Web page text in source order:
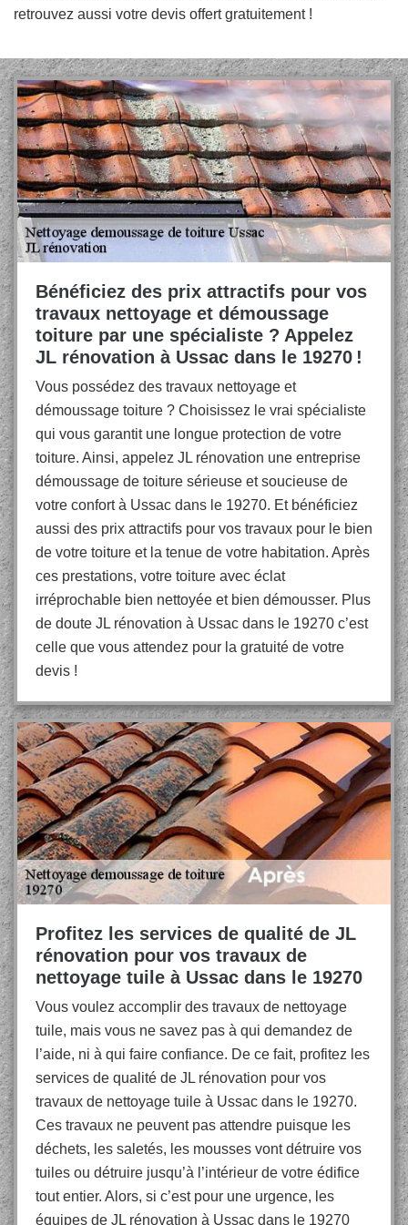
retrouvez aussi votre devis offert gratuitement !
Bénéficiez des prix attractifs pour vos
travaux nettoyage et démoussage
toiture par une spécialiste ? Appelez
JL rénovation à Ussac dans le 19270 !
Vous possédez des travaux nettoyage et
démoussage toiture ? Choisissez le vrai spécialiste
qui vous garantit une longue protection de votre
toiture. Ainsi, appelez JL rénovation une entreprise
démoussage de toiture sérieuse et soucieuse de
votre confort à Ussac dans le 19270. Et bénéficiez
aussi des prix attractifs pour vos travaux pour le bien
de votre toiture et la tenue de votre habitation. Après
ces prestations, votre toiture avec éclat
irréprochable bien nettoyée et bien démousser. Plus
de doute JL rénovation à Ussac dans le 19270 c’est
celle que vous attendez pour la gratuité de votre
devis !
Profitez les services de qualité de JL
rénovation pour vos travaux de
nettoyage tuile à Ussac dans le 19270
Vous voulez accomplir des travaux de nettoyage
tuile, mais vous ne savez pas à qui demandez de
l’aide, ni à qui faire confiance. De ce fait, profitez les
services de qualité de JL rénovation pour vos
travaux de nettoyage tuile à Ussac dans le 19270.
Ces travaux ne peuvent pas attendre puisque les
déchets, les saletés, les mousses vont détruire vos
tuiles ou détruire jusqu’à l’intérieur de votre édifice
tout entier. Alors, si c’est pour une urgence, les
équipes de JL rénovation à Ussac dans le 19270